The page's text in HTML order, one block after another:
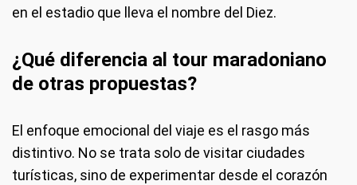
en el estadio que lleva el nombre del Diez.
¿Qué diferencia al tour maradoniano
de otras propuestas?
El enfoque emocional del viaje es el rasgo más
distintivo. No se trata solo de visitar ciudades
turísticas, sino de experimentar desde el corazón